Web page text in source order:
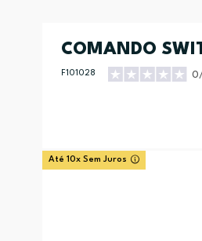
COMANDO
F101028
Até 10x Sem Juros